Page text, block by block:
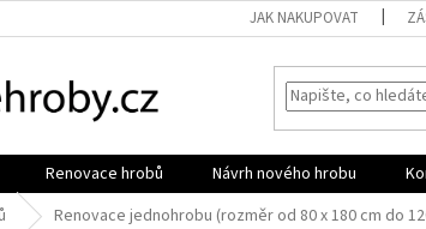
JAK NAKUPOVAT
Renovace hrobů Návrh nového hrobu
Renovace jednohrobu (rozměr od 80 x 180 cm do